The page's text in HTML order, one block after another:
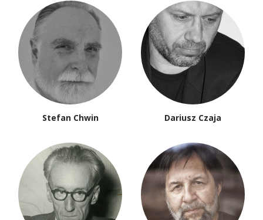
Stefan Chwin Dariusz Czaja